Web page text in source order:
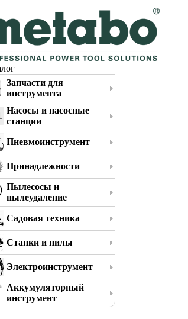
Запчасти для
инструмента
Насосы и насосные
станции
Пневмоинструмент
Принадлежности
Пылесосы и
пылеудаление
Садовая техника
Станки и пилы
Электроинструмент
Аккумуляторный
инструмент